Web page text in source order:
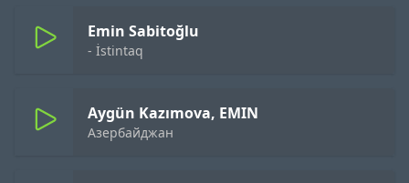
Emin Sabitoğlu
- İstintaq
Aygün Kazımova, EMIN
Азербайджан